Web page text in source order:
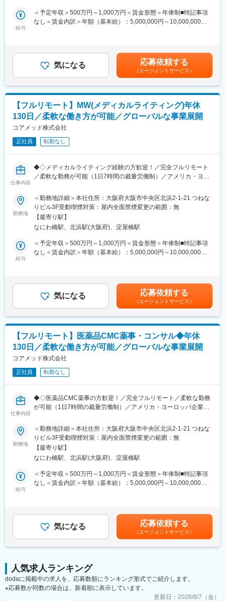
す。
（自分の業務が終わるよう業務管理を行う必要はありますが、裁
・会議や打ち合わせで必要な時は大阪・東京等へ出張（宿泊も伴
います）が発生します。
※国内出張の頻度は1~3回/年です。（海外出張はほとんどありませ
ん。）
■ワークライフバランス：
同社は、個人が最大限に能力を発揮できるよう働きやすい環境作
りに注力しております。男女問わず在宅勤務が可能です。また、
女性社員も多く、産休・育休取得実績も豊富で9割以上の復職率を
誇っており、長期就業が可能な環境・福利厚生が整っています。
略策定を支援するポジションです。
・規制当局（PMDA等）との面談対応・折衝への参画
・治験相談戦略の立案および関連資料の作成
連携しながら分担して推進します。
・戦略立案から規制対応まで一貫して関わることで、臨床開発全
体を俯瞰した視点を身につけることが可能です。
■教育体制：
通常医薬品メーカー出身が会員である関西医薬協会に、当社は会
員として登録しています。業界関連のセミナーにも参加すること
ができ、メーカーと同じレベルの業界知識とマーケット感をアッ
プデートできる環境です。
◎完全在宅勤務のため、拠点（東京・大阪）の近くにお住まいで
なくてもご就業いただけます。
◎お昼休みの時間帯も自由なので、例えばお子様がおられる方の
場合、お子様の通院やご都合に合わせて業務時間を調整できま
（自分の業務が終わるよう業務管理を行う必要はありますが、裁
量の大きい働き方ができます）
※国内出張の頻度は1~3回/年です。（海外出張はほとんどありませ
ん。）
■ワークライフバランス：
同社は、個人が最大限に能力を発揮できるよう働きやすい環境作
りに注力しております。男女問わず在宅勤務が可能です。また、
女性社員も多く、産休・育休取得実績も豊富で9割以上の復職率を
誇っており、長期就業が可能な環境・福利厚生が整っています。
給与
＜予定年収＞500万円～1,000万円＜賃金形態＞年俸制■特記事項
なし＜賃金内訳＞年額（基本給）：5,000,000円～10,000,000円
安の金額であり、選考を通じて上下する可能性があります。月給
(月額)は固定手当を含めた表記です。
気になる 応募依頼する
（エージェントサービス）
【フルリモート】MW(メディカルライティング)年休
130日／柔軟な働き方が可能／グローバルな事業展開
コアメッド株式会社
正社員 転勤なし
仕事内容
◆◇メディカルライティング経験の方歓迎！／完全フルリモート
／柔軟な勤務が可能（1日7時間の裁量労働制）／アメリカ・ヨー
ティング会社◆◇
■業務概要：
治験相談用資料や試験総括報告書、承認申請資料（CTDなど）の
作成を中心に、医薬品開発における各種ドキュメント作成業務
（英語・日本語）をお任せします。
・オーファンドラッグ指定申請資料
・日本を含む各国規制当局への治験実施計画届（IND等）および
・国際名・一般的名称に関する申請資料
・承認申請書（CTDを含む）
・試験総括報告書（CSR） など
■業務の特徴
・プロジェクトは個人単独ではなく、社内メンバーと連携しなが
ら分担して推進しています。
・治験～承認申請まで幅広いフェーズに関わることで、医薬品開
発全体を俯瞰できる経験を積むことができます。
通常医薬品メーカー出身が会員である関西医薬協会に、当社は会
員として登録しています。業界関連のセミナーにも参加すること
ができ、メーカーと同じレベルの業界知識とマーケット感をアッ
プデートできる環境です。
■働き方：
◎完全在宅勤務のため、拠点（東京・大阪）の近くにお住まいで
（自分の業務が終わるよう業務管理を行う必要はありますが、裁
量の大きい働き方ができます）
※現在、関東関西のほか、九州、中部、東北、海外在住の方もいま
・会議や打ち合わせで必要な時は大阪・東京等へ出張（宿泊も伴
います）が発生します。
※国内出張の頻度は1~3回/年です。（海外出張はほとんどありませ
ん。）
勤務地
＜勤務地詳細＞本社住所：大阪府大阪市中央区北浜2-1-21 つねな
りビル3F受動喫煙対策：屋内全面禁煙変更の範囲：無
【最寄り駅】
なにわ橋駅、北浜駅(大阪府)、淀屋橋駅
給与
＜予定年収＞500万円～1,000万円＜賃金形態＞年俸制■特記事項
なし＜賃金内訳＞年額（基本給）：5,000,000円～10,000,000円
安の金額であり、選考を通じて上下する可能性があります。月給
(月額)は固定手当を含めた表記です。
気になる 応募依頼する
（エージェントサービス）
【フルリモート】医薬品CMC薬事・コンサル◆年休
130日／柔軟な働き方が可能／グローバルな事業展開
コアメッド株式会社
正社員 転勤なし
仕事内容
◆◇医薬品CMC薬事の方歓迎！／完全フルリモート／柔軟な勤務
が可能（1日7時間の裁量労働制）／アメリカ・ヨーロッパ企業と
◆◇
■仕事内容：
医薬品開発における理化学・製造・品質試験分野を中心に、CMC
領域のコンサルティング業務をお任せします。
新薬承認申請に向けた品質戦略の立案から資料作成・評価まで一
貫して関与し、医薬品開発の品質面を支える中核ポジションで
性質ならびに製造・品質管理に関する資料の整備・評価・助言・
企画の設定
・製造業認定、原薬登録等
※クライアントは欧米製薬会社または外資系製薬会社がほとんどで
勤務地
＜勤務地詳細＞本社住所：大阪府大阪市中央区北浜2-1-21 つねな
りビル3F受動喫煙対策：屋内全面禁煙変更の範囲：無
【最寄り駅】
なにわ橋駅、北浜駅(大阪府)、淀屋橋駅
給与
＜予定年収＞500万円～1,000万円＜賃金形態＞年俸制■特記事項
なし＜賃金内訳＞年額（基本給）：5,000,000円～10,000,000円
安の金額であり、選考を通じて上下する可能性があります。月給
(月額)は固定手当を含めた表記です。
気になる 応募依頼する
（エージェントサービス）
人気求人ランキング
dodaに掲載中の求人を、応募数順にランキング形式でご紹介します。
※応募数が同数の場合は、新着順に表示しています。
更新日： 2026/8/7（金）